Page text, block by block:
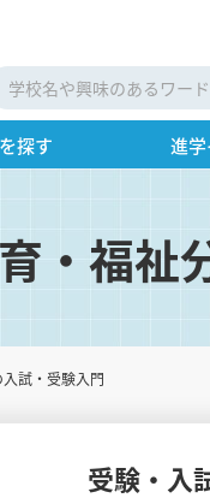
探す 進
・福祉
試・受験入門
受験・入